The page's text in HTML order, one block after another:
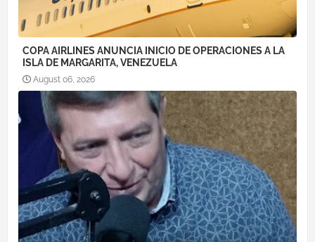
COPA AIRLINES ANUNCIA INICIO DE OPERACIONES A LA
ISLA DE MARGARITA, VENEZUELA
August 06, 2026